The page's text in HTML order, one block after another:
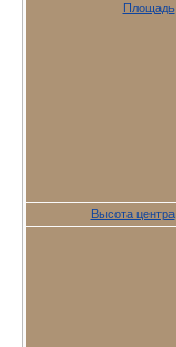
Площадь
Высота центра